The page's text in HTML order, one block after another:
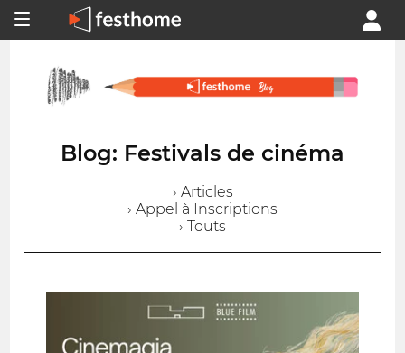
Blog: Festivals de cinéma
› Articles
› Appel à Inscriptions
› Touts